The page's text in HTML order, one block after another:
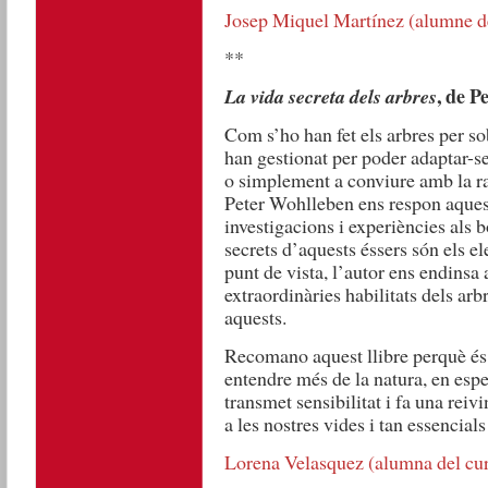
Josep Miquel Martínez (alumne
**
La vida secreta dels arbres, de
Com s’ho han fet els arbres per
han gestionat per poder adaptar-
o simplement a conviure amb la
Peter Wohlleben ens respon
investigacions i experiències als
secrets d’aquests éssers són els
punt de vista, l’autor ens
extraordinàries habilitats dels
aquests.
Recomano aquest llibre perquè
entendre més de la natura, en
transmet sensibilitat i fa una
a les nostres vides i tan
Lorena Velasquez (alumna del